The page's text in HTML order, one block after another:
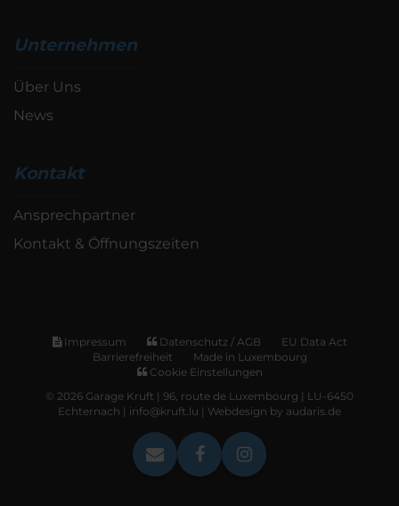
Unternehmen
Über Uns
News
Kontakt
Ansprechpartner
Kontakt & Öffnungszeiten
Impressum Datenschutz / AGB
EU Data Act
Barrierefreiheit
Made in Luxembourg
Cookie Einstellungen
© 2026 Garage Kruft | 96, route de Luxembourg | LU-6450
Echternach | info@kruft.lu | Webdesign by audaris.de